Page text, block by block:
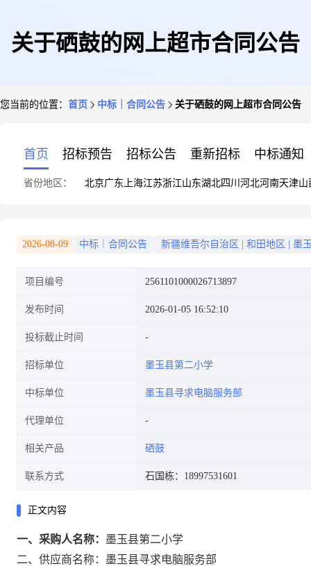
关于硒鼓的网上超市合同公告
您当前的位置： 首页 中标｜合同公告 关于硒鼓的网上超市合同公告
首页 招标预告 招标公告 重新招标 中标通知
省份地区： 北京广东 上海江苏浙江山东湖北四川 河北河南天津山
2026-08-09 中标｜合同公告 新疆维吾尔自治区 和田地区 墨
项目编号 2561101000026713897
发布时间 2026-01-05 16:52:10
投标截止时间
招标单位 墨玉县第二小学
中标单位 墨玉县寻求电脑服务部
代理单位
相关产品 硒鼓
联系方式 石国栋：18997531601
正文内容
一、采购人名称： 墨玉县第二小学
二、供应商名称： 墨玉县寻求电脑服务部